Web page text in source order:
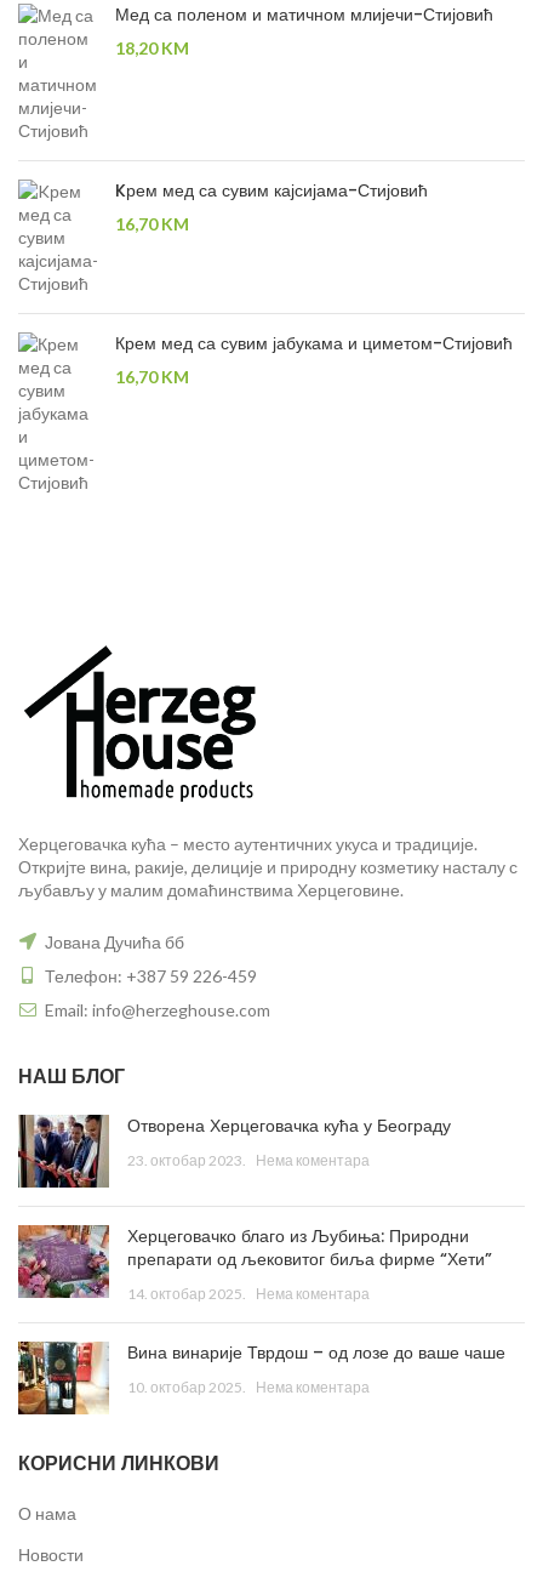
Мед са поленом и матичном млијечи-Стијовић
18,20KM
Kрем мед са сувим кајсијама-Стијовић
16,70KM
Крем мед са сувим јабукама и циметом-Стијовић
16,70KM
Херцеговачка кућа – место аутентичних укуса и традиције.
Откријте вина, ракије, делиције и природну козметику насталу с
љубављу у малим домаћинствима Херцеговине.
Јована Дучића бб
Телефон: +387 59 226-459
Email: info@herzeghouse.com
НАШ БЛОГ
Отворена Херцеговачка кућа у Београду
23. октобар 2023. Нема коментара
Херцеговачко благо из Љубиња: Природни
препарати од љековитог биља фирме “Хети”
14. октобар 2025. Нема коментара
Вина винарије Тврдош – од лозе до ваше чаше
10. октобар 2025. Нема коментара
КОРИСНИ ЛИНКОВИ
О нама
Новости